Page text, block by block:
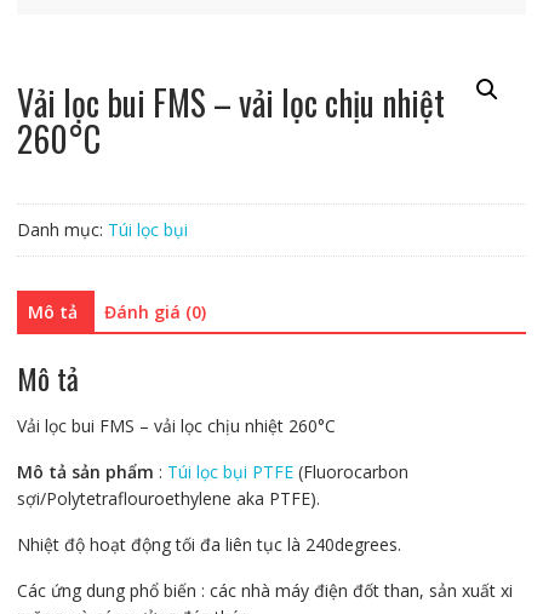
Vải lọc bui FMS – vải lọc chịu nhiệt
260°C
Danh mục: Túi lọc bụi
Mô tả Đánh giá (0)
Mô tả
Vải lọc bui FMS – vải lọc chịu nhiệt 260°C
Mô tả sản phẩm : Túi lọc bụi PTFE(Fluorocarbon
sợi/Polytetraflouroethylene aka PTFE).
Nhiệt độ hoạt động tối đa liên tục là 240degrees.
Các ứng dung phổ biến : các nhà máy điện đốt than, sản xuất xi